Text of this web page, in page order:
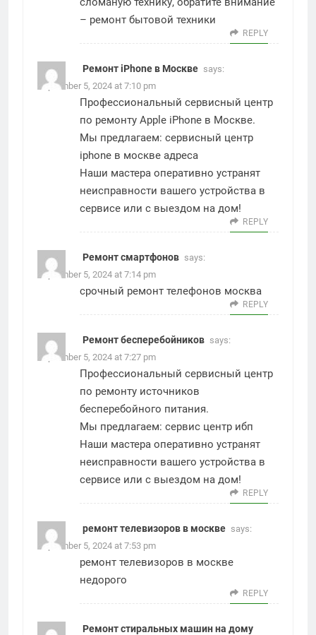
– ремонт бытовой техники
REPLY
Ремонт iPhone в Москве says:
September 5, 2024 at 7:10 pm
Профессиональный сервисный центр
по ремонту Apple iPhone в Москве.
Мы предлагаем: сервисный центр
iphone в москве адреса
Наши мастера оперативно устранят
неисправности вашего устройства в
сервисе или с выездом на дом!
REPLY
Ремонт смартфонов says:
September 5, 2024 at 7:14 pm
срочный ремонт телефонов москва
REPLY
Ремонт бесперебойников says:
September 5, 2024 at 7:27 pm
Профессиональный сервисный центр
по ремонту источников
бесперебойного питания.
Мы предлагаем: сервис центр ибп
Наши мастера оперативно устранят
неисправности вашего устройства в
сервисе или с выездом на дом!
REPLY
ремонт телевизоров в москве says:
September 5, 2024 at 7:53 pm
ремонт телевизоров в москве
недорого
REPLY
Ремонт стиральных машин на дому